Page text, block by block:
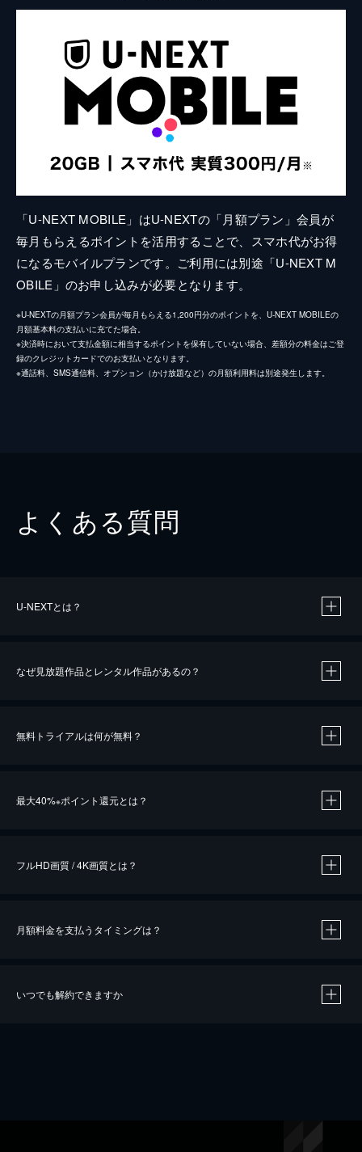
「U-NEXT MOBILE」はU-NEXTの「月額プラン」会員が
毎月もらえるポイントを活用することで、スマホ代がお得
になるモバイルプランです。ご利用には別途「U-NEXT M
OBILE」のお申し込みが必要となります。
※U-NEXTの月額プラン会員が毎月もらえる1,200円分のポイントを、U-NEXT MOBILEの
月額基本料の支払いに充てた場合。
※決済時において支払金額に相当するポイントを保有していない場合、差額分の料金はご登
録のクレジットカードでのお支払いとなります。
※通話料、SMS通信料、オプション（かけ放題など）の月額利用料は別途発生します。
よくある質問
U-NEXTとは？
なぜ見放題作品とレンタル作品があるの？
無料トライアルは何が無料？
最大40%※ポイント還元とは？
※40％ポイント還元の対象は、クレジットカード決済による作品の購入 / レンタルです。
iOSアプリのUコイン決済による作品の購入 / レンタルは、20％のポイント還元です。
フルHD画質 / 4K画質とは？
月額料金を支払うタイミングは？
いつでも解約できますか